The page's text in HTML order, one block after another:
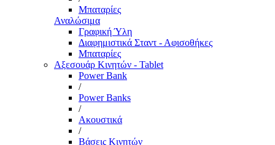
Μπαταρίες
Αναλώσιμα
Γραφική Ύλη
Διαφημιστικά Σταντ - Αφισοθήκες
Μπαταρίες
Αξεσουάρ Κινητών - Tablet
Power Bank
/
Power Banks
/
Ακουστικά
/
Βάσεις Κινητών